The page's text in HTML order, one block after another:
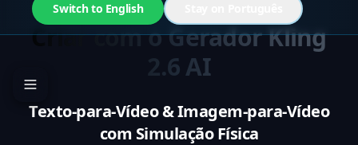
Switch to English
Criar com o Gerador Kling
2.6 AI
Texto-para-Vídeo & Imagem-para-Vídeo
com Simulação Física